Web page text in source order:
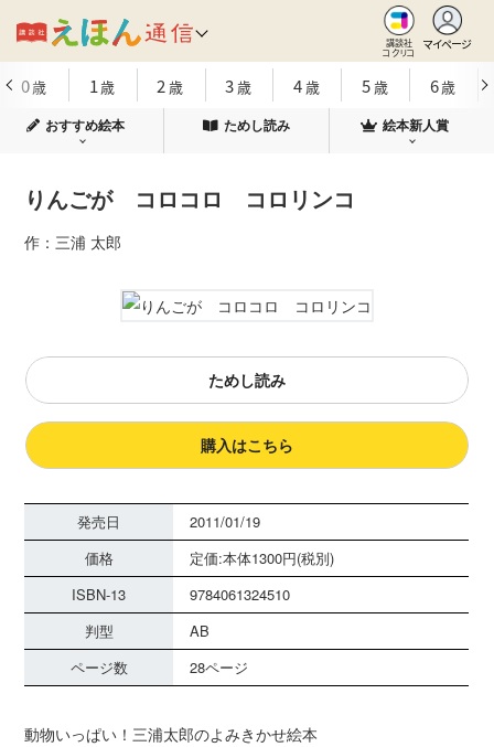
講談社
コクリコ
マイページ
0歳 1歳 2 歳 3歳 4歳 5歳 6歳
おすすめ絵本 ためし読み 絵本新人賞
りんごが コロコロ コロリンコ
作：三浦 太郎
ためし読み
購入はこちら
発売日
2011/01/19
価格
定価:本体1300円(税別)
ISBN-13
9784061324510
判型
AB
ページ数
28ページ
動物いっぱい！三浦太郎のよみきかせ絵本